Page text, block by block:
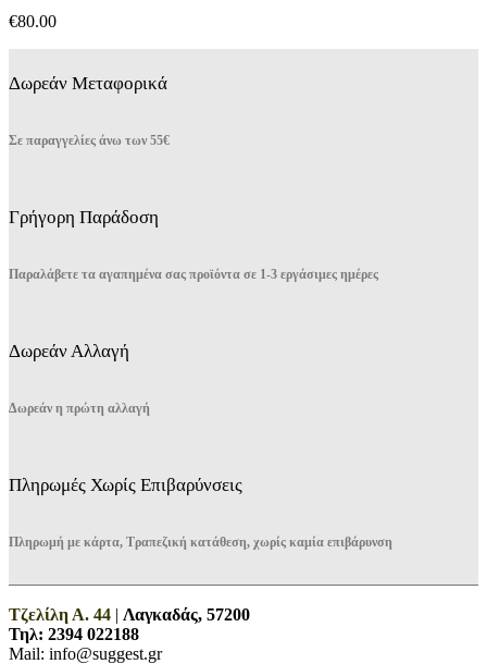
€80.00
Δωρεάν Μεταφορικά
Σε παραγγελίες άνω των 55€
Γρήγορη Παράδοση
Παραλάβετε τα αγαπημένα σας προϊόντα σε 1-3 εργάσιμες ημέρες
Δωρεάν Αλλαγή
Δωρεάν η πρώτη αλλαγή
Πληρωμές Χωρίς Επιβαρύνσεις
Πληρωμή με κάρτα, Τραπεζική κατάθεση, χωρίς καμία επιβάρυνση
Τζελίλη Α. 44 | Λαγκαδάς, 57200
Τηλ: 2394 022188
Mail: info@suggest.gr